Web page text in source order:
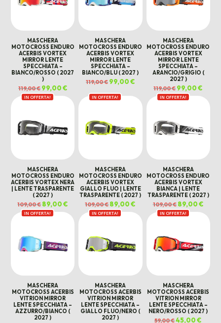
MASCHERA
MOTOCROSS ENDURO
ACERBIS VORTEX
MIRROR LENTE
SPECCHIATA –
BIANCO/ROSSO ( 2027
)
119,00€ Il
prezzo
originale
era:
99,00€Il
prezzo
attuale
è:
99,00 €.
MASCHERA
MOTOCROSS ENDURO
ACERBIS VORTEX
MIRROR LENTE
SPECCHIATA –
BIANCO/BLU ( 2027 )
119,00€ Il
prezzo
era:
119,00 €.
99,00€Il
prezzo
attuale
è:
99,00 €.
MASCHERA
MOTOCROSS ENDURO
ACERBIS VORTEX
MIRROR LENTE
SPECCHIATA –
ARANCIO/GRIGIO (
2027 )
119,00€ Il
prezzo
originale
era:
99,00€
è:
99,00
IN OFFERTA!
MASCHERA
MOTOCROSS ENDURO
ACERBIS VORTEX NERA
| LENTE TRASPARENTE
( 2027 )
109,00€Il
prezzo
originale
era:
89,00€
prezzo
attuale
è:
89,00 €.
IN OFFERTA!
MASCHERA
MOTOCROSS ENDURO
ACERBIS VORTEX
GIALLO FLUO | LENTE
TRASPARENTE ( 2027 )
109,00€Il
prezzo
originale
era:
89,00€
prezzo
attuale
è:
89,00 €.
IN OFFERTA!
MASCHERA
MOTOCROSS ENDURO
ACERBIS VORTEX
BIANCA | LENTE
TRASPARENTE ( 2027 )
109,00€ Il
prezzo
originale
era:
89,00€Il
è:
89,00
IN OFFERTA!
MASCHERA
MOTOCROSS ACERBIS
VITRION MIRROR
LENTE SPECCHIATA –
AZZURRO/BIANCO (
2027 )
IN OFFERTA!
MASCHERA
MOTOCROSS ACERBIS
VITRION MIRROR
LENTE SPECCHIATA –
GIALLO FLUO/NERO (
2027 )
IN OFFERTA!
MASCHERA
MOTOCROSS ACERBIS
VITRION MIRROR
LENTE SPECCHIATA –
NERO/ROSSO ( 2027 )
59,00€Il
45,00€